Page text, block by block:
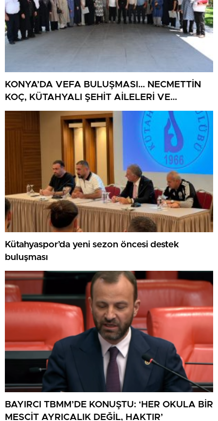
KONYA’DA VEFA BULUŞMASI… NECMETTİN
KOÇ, KÜTAHYALI ŞEHİT AİLELERİ VE
GAZİLERİ AĞIRLADI
Kütahyaspor’da yeni sezon öncesi destek
buluşması
BAYIRCI TBMM’DE KONUŞTU: ‘HER OKULA BİR
MESCİT AYRICALIK DEĞİL, HAKTIR’